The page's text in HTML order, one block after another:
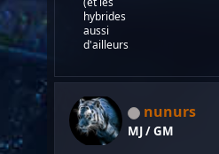
hybrides
aussi
d'ailleurs...)
nunurs
MJ / GM